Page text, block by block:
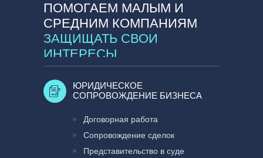
ПОМОГАЕМ МАЛЫМ И
СРЕДНИМ КОМПАНИЯМ
ЗАЩИЩАТЬ СВОИ
ИНТЕРЕСЫ
ЮРИДИЧЕСКОЕ
СОПРОВОЖДЕНИЕ БИЗНЕСА
Договорная работа
Сопровождение сделок
Представительство в суде